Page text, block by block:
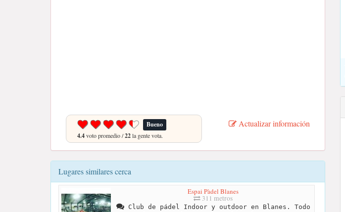
Bueno
4.4voto promedio /22la gente vota.
Actualizar información
Lugares similares cerca
Espai Pàdel Blanes
311 metros
Club de pádel Indoor y outdoor en Blanes. Todo